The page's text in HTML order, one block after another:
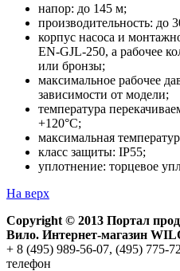
напор: до 145 м;
производительность: до
корпус насоса и
EN-GJL-250, а рабочее
или бронзы;
максимальное рабочее
зависимости от модели;
температура
+120°С;
максимальная
класс защиты: IP55;
уплотнение: торцевое
На верх
Copyright © 2013 Портал
Вило. Интернет-магазин
+ 8 (495) 989-56-07, (495) 775-
телефон